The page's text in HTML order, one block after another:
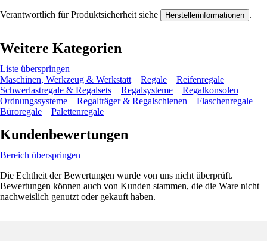
Verantwortlich für Produktsicherheit siehe Herstellerinformationen .
Weitere Kategorien
Liste überspringen
Maschinen, Werkzeug & Werkstatt
Regale
Reifenregale
Schwerlastregale & Regalsets
Regalsysteme
Regalkonsolen
Ordnungssysteme
Regalträger & Regalschienen
Flaschenregale
Büroregale
Palettenregale
Kundenbewertungen
Bereich überspringen
Die Echtheit der Bewertungen wurde von uns nicht überprüft.
Bewertungen können auch von Kunden stammen, die die Ware nicht
nachweislich genutzt oder gekauft haben.